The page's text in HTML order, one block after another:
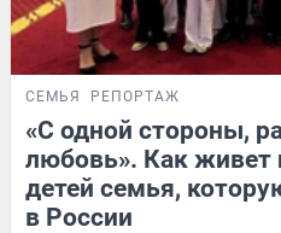
СЕМЬЯ РЕПОРТАЖ
«С одной стороны,
любовь». Как живет
детей семья,
в России